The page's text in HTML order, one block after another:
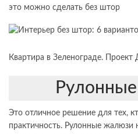
это можно сделать без штор
Квартира в Зеленограде.
Это отличное решение для тех,
практичность. Рулонные жалюзи